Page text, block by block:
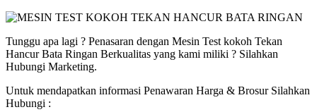
Tunggu apa lagi ? Penasaran dengan Mesin Test kokoh Tekan
Hancur Bata Ringan Berkualitas yang kami miliki ? Silahkan
Hubungi Marketing.
Untuk mendapatkan informasi Penawaran Harga & Brosur Silahkan
Hubungi :